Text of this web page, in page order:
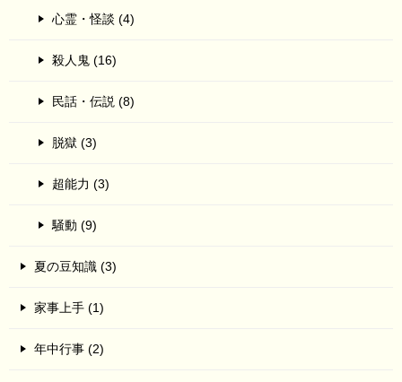
心霊・怪談 (4)
殺人鬼 (16)
民話・伝説 (8)
脱獄 (3)
超能力 (3)
騒動 (9)
夏の豆知識 (3)
家事上手 (1)
年中行事 (2)